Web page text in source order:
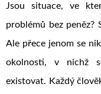
Jsou situace, ve
problémů bez peněz?
Ale přece jenom se
okolnosti, v nichž
existovat. Každý